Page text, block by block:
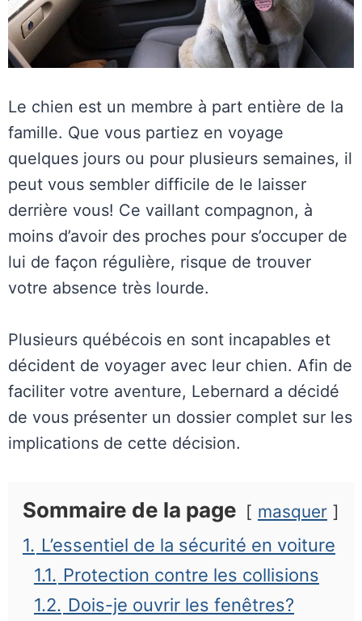
Le chien est un membre à part entière de la
famille. Que vous partiez en voyage
quelques jours ou pour plusieurs semaines, il
peut vous sembler difficile de le laisser
derrière vous! Ce vaillant compagnon, à
moins d’avoir des proches pour s’occuper de
lui de façon régulière, risque de trouver
votre absence très lourde.
Plusieurs québécois en sont incapables et
décident de voyager avec leur chien. Afin de
faciliter votre aventure, Lebernard a décidé
de vous présenter un dossier complet sur les
implications de cette décision.
Sommaire de la page masquer
1. L’essentiel de la sécurité en voiture
1.1. Protection contre les collisions
1.2. Dois-je ouvrir les fenêtres?